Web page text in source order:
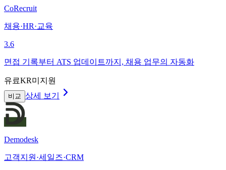
CoRecruit
채용·HR·교육
3.6
면접 기록부터 ATS 업데이트까지, 채용 업무의 자동화
유료KR미지원
비교 상세 보기
Demodesk
고객지원·세일즈·CRM